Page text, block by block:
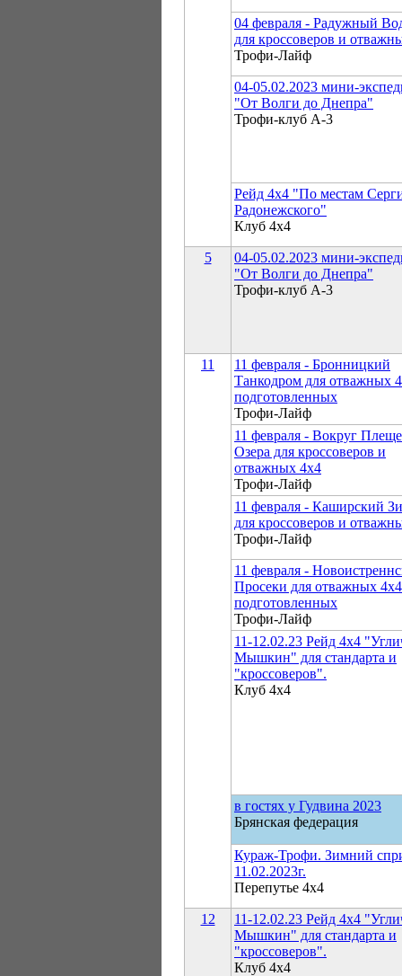
04 февраля - Радужный
для кроссоверов и
Трофи-Лайф
04-05.02.2023 мини-
"От Волги до Днепра"
Трофи-клуб А-3
Рейд 4х4 "По местам
Радонежского"
Клуб 4х4
5
04-05.02.2023 мини-
"От Волги до Днепра"
Трофи-клуб А-3
11
11 февраля - Бронницкий
Танкодром для отважных
подготовленных
Трофи-Лайф
11 февраля - Вокруг
Озера для кроссоверов и
отважных 4х4
Трофи-Лайф
11 февраля - Каширский
для кроссоверов и
Трофи-Лайф
11 февраля -
Просеки для отважных
подготовленных
Трофи-Лайф
11-12.02.23 Рейд 4х4
Мышкин" для стандарта и
"кроссоверов".
Клуб 4х4
в гостях у Гудвина 2023
Брянская федерация
Кураж-Трофи. Зимний
11.02.2023г.
Перепутье 4х4
12
11-12.02.23 Рейд 4х4
Мышкин" для стандарта и
"кроссоверов".
Клуб 4х4